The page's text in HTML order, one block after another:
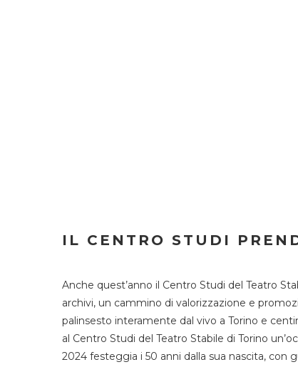
IL CENTRO STUDI
Anche quest’anno il Centro Studi del Teatro
archivi, un cammino di valorizzazione e
palinsesto interamente dal vivo a Torino e
al Centro Studi del Teatro Stabile di Torino
2024 festeggia i 50 anni dalla sua nascita, con